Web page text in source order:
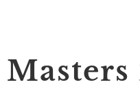
Masters